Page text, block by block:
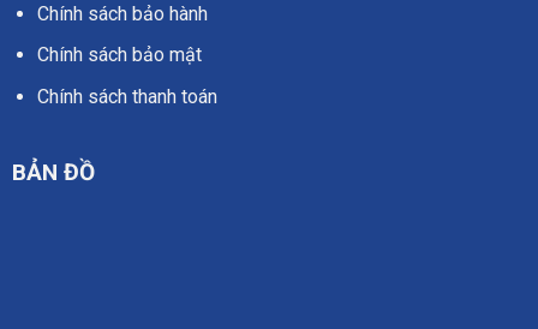
Chính sách bảo hành
Chính sách bảo mật
Chính sách thanh toán
BẢN ĐỒ